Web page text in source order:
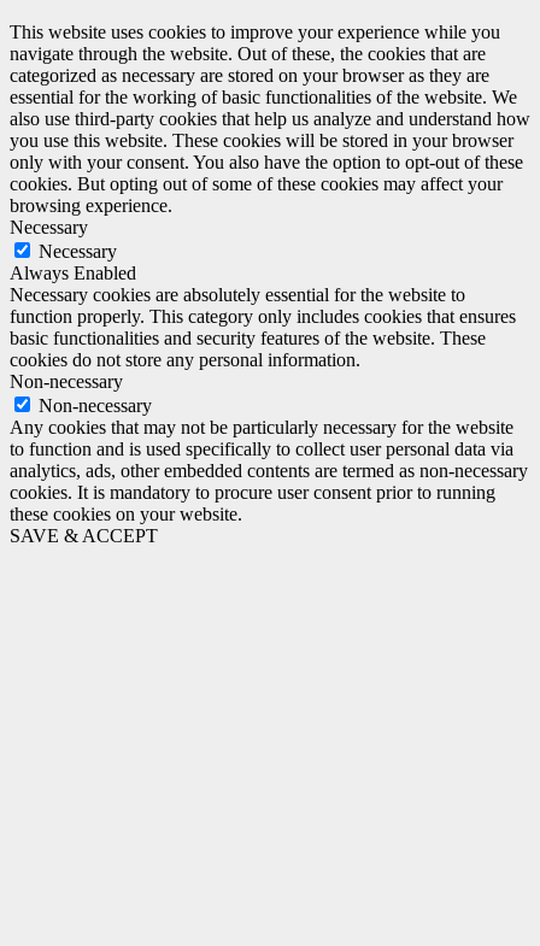
This website uses cookies to improve your experience while you
navigate through the website. Out of these, the cookies that are
categorized as necessary are stored on your browser as they are
essential for the working of basic functionalities of the website. We
also use third-party cookies that help us analyze and understand how
you use this website. These cookies will be stored in your browser
only with your consent. You also have the option to opt-out of these
cookies. But opting out of some of these cookies may affect your
browsing experience.
Necessary
Necessary
Always Enabled
Necessary cookies are absolutely essential for the website to
function properly. This category only includes cookies that ensures
basic functionalities and security features of the website. These
cookies do not store any personal information.
Non-necessary
Non-necessary
Any cookies that may not be particularly necessary for the website
to function and is used specifically to collect user personal data via
analytics, ads, other embedded contents are termed as non-necessary
cookies. It is mandatory to procure user consent prior to running
these cookies on your website.
SAVE & ACCEPT